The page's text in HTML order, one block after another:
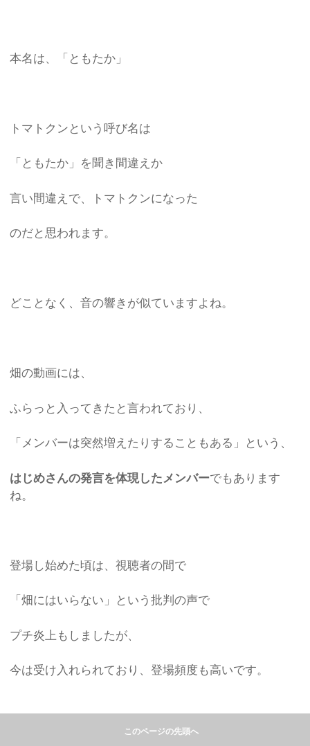
本名は、「ともたか」
トマトクンという呼び名は
「ともたか」を聞き間違えか
言い間違えで、トマトクンになった
のだと思われます。
どことなく、音の響きが似ていますよね。
畑の動画には、
ふらっと入ってきたと言われており、
「メンバーは突然増えたりすることもある」という、
はじめさんの発言を体現した メンバーでもあります
ね。
登場し始めた頃は、視聴者の間で
「畑にはいらない」という批判の声で
プチ炎上もしましたが、
今は受け入れられており、登場頻度も高いです。
たなっちと同級生のようですが、
このページの先頭へ